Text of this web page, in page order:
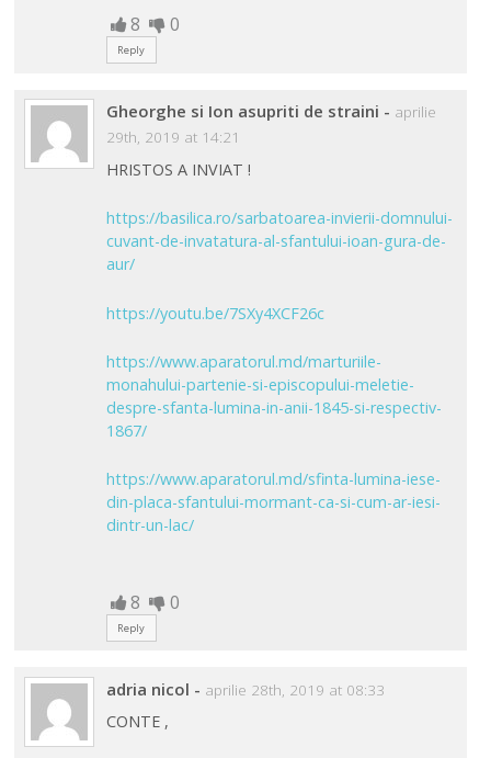
8 0
Reply
Gheorghe si Ion asupriti de straini - aprilie
29th, 2019 at 14:21
HRISTOS A INVIAT !
https://basilica.ro/sarbatoarea-invierii-domnului-
cuvant-de-invatatura-al-sfantului-ioan-gura-de-
aur/
https://youtu.be/7SXy4XCF26c
https://www.aparatorul.md/marturiile-
monahului-partenie-si-episcopului-meletie-
despre-sfanta-lumina-in-anii-1845-si-respectiv-
1867/
https://www.aparatorul.md/sfinta-lumina-iese-
din-placa-sfantului-mormant-ca-si-cum-ar-iesi-
dintr-un-lac/
8 0
Reply
adria nicol - aprilie 28th, 2019 at 08:33
CONTE ,